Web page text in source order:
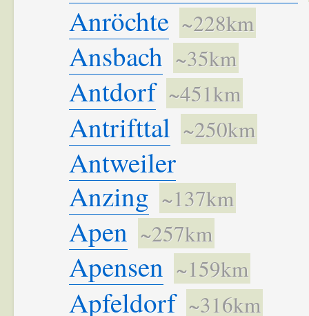
Anröchte ~228km
Ansbach ~35km
Antdorf ~451km
Antrifttal ~250km
Antweiler
Anzing ~137km
Apen ~257km
Apensen ~159km
Apfeldorf ~316km